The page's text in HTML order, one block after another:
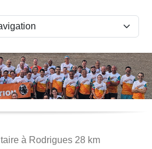
à Rodrigues 28 km